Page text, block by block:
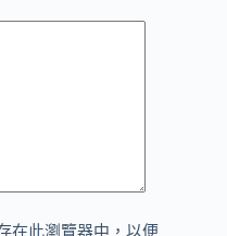
在此瀏覽器中，以便